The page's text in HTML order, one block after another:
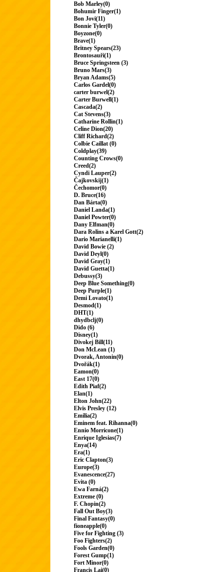
Bob Marley(0)
Bohumir Finger(1)
Bon Jovi(11)
Bonnie Tyler(0)
Boyzone(0)
Brave(1)
Britney Spears(23)
Brontosauři(1)
Bruce Springsteen (3)
Bruno Mars(3)
Bryan Adams(5)
Carlos Gardel(0)
carter burwel(2)
Carter Burwell(1)
Cascada(2)
Cat Stevens(3)
Catharine Rollin(1)
Celine Dion(20)
Cliff Richard(2)
Colbie Caillat (0)
Coldplay(39)
Counting Crows(0)
Creed(2)
Cyndi Lauper(2)
Čajkovskij(1)
Čechomor(0)
D. Bruce(16)
Dan Bárta(0)
Daniel Landa(1)
Daniel Powter(0)
Dany Elfman(0)
Dara Rolins a Karel Gott(2)
Dario Marianelli(1)
David Bowie (2)
David Deyl(0)
David Gray(1)
David Guetta(1)
Debussy(3)
Deep Blue Something(0)
Deep Purple(1)
Demi Lovato(1)
Desmod(1)
DHT(1)
dhydbclj(0)
Dido (6)
Disney(1)
Divokej Bill(11)
Don McLean (1)
Dvorak, Antonin(0)
Dvořák(1)
Eamon(0)
East 17(0)
Edith Piaf(2)
Elan(1)
Elton John(22)
Elvis Presley (12)
Emilia(2)
Eminem feat. Rihanna(0)
Ennio Morricone(1)
Enrique Iglesias(7)
Enya(14)
Era(1)
Eric Clapton(3)
Europe(3)
Evanescence(27)
Evita (0)
Ewa Farná(2)
Extreme (0)
F. Chopin(2)
Fall Out Boy(3)
Final Fantasy(0)
fioneapple(0)
Five for Fighting (3)
Foo Fighters(2)
Fools Garden(0)
Forest Gump(1)
Fort Minor(0)
Francis Lai(0)